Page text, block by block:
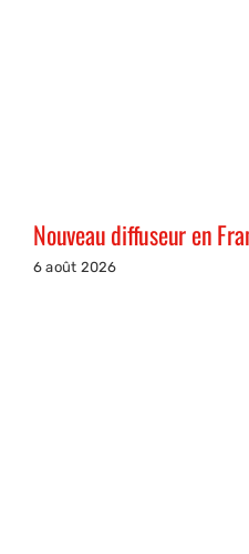
Nouveau diffuseur en
6 août 2026